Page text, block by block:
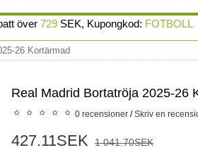
över 729 SEK, Kupongkod: FOTBOLL
26 Kortärmad
Real Madrid Bortatröja 2025-26
0 recensioner /Skriv en
427.11SEK 1 041.70SEK